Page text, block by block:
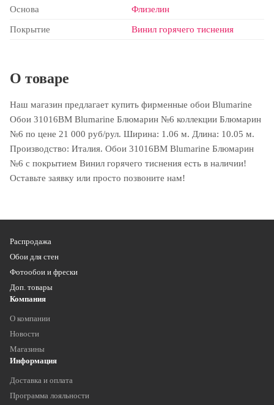
Основа Флизелин
Покрытие Винил горячего тиснения
О товаре
Наш магазин предлагает купить фирменные обои Blumarine
Обои 31016BM Blumarine Блюмарин №6 коллекции Блюмарин
№6 по цене 21 000 руб/рул. Ширина: 1.06 м. Длина: 10.05 м.
Производство: Италия. Обои 31016BM Blumarine Блюмарин
№6 с покрытием Винил горячего тиснения есть в наличии!
Оставьте заявку или просто позвоните нам!
Распродажа
Обои для стен
Фотообои и фрески
Доп. товары
Компания
О компании
Новости
Магазины
Информация
Доставка и оплата
Программа лояльности